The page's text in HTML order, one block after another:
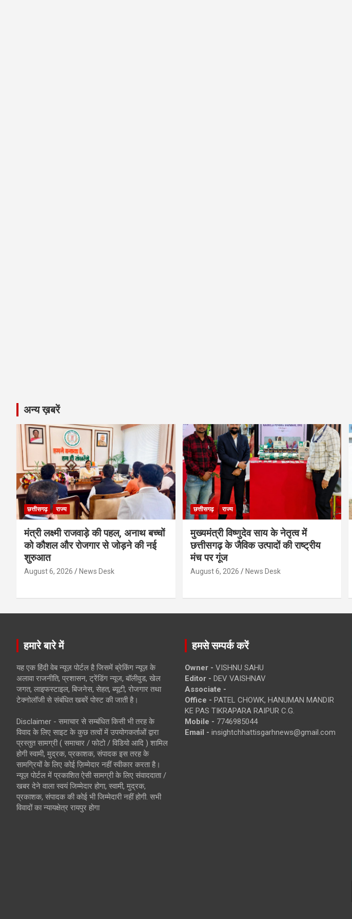
अन्य ख़बरें
छत्तीसगढ़ राज्य
मंत्री लक्ष्मी राजवाड़े की पहल, अनाथ बच्चों
को कौशल और रोजगार से जोड़ने की नई
शुरुआत
August 6, 2026 News Desk
छत्तीसगढ़ राज्य
मुख्यमंत्री विष्णुदेव साय के नेतृत्व में
छत्तीसगढ़ के जैविक उत्पादों की राष्ट्रीय
मंच पर गूंज
August 6, 2026 News Desk
हमारे बारे में
यह एक हिंदी वेब न्यूज़ पोर्टल है जिसमें ब्रेकिंग न्यूज़ के
अलावा राजनीति, प्रशासन, ट्रेंडिंग न्यूज, बॉलीवुड, खेल
जगत, लाइफस्टाइल, बिजनेस, सेहत, ब्यूटी, रोजगार तथा
टेक्नोलॉजी से संबंधित खबरें पोस्ट की जाती है।
Disclaimer - समाचार से सम्बंधित किसी भी तरह के
विवाद के लिए साइट के कुछ तत्वों में उपयोगकर्ताओं द्वारा
प्रस्तुत सामग्री ( समाचार / फोटो / विडियो आदि ) शामिल
होगी स्वामी, मुद्रक, प्रकाशक, संपादक इस तरह के
सामग्रियों के लिए कोई ज़िम्मेदार नहीं स्वीकार करता है।
न्यूज़ पोर्टल में प्रकाशित ऐसी सामग्री के लिए संवाददाता /
खबर देने वाला स्वयं जिम्मेदार होगा, स्वामी, मुद्रक,
प्रकाशक, संपादक की कोई भी जिम्मेदारी नहीं होगी. सभी
विवादों का न्यायक्षेत्र रायपुर होगा
हमसे सम्पर्क करें
Owner - VISHNU SAHU
Editor - DEV VAISHNAV
Associate -
Office - PATEL CHOWK, HANUMAN MANDIR
KE PAS TIKRAPARA RAIPUR C.G.
Mobile - 7746985044
Email - insightchhattisgarhnews@gmail.com